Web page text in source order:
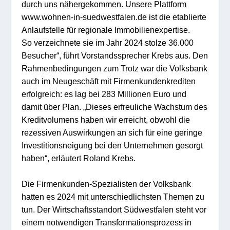
durch uns nähergekommen. Unsere Plattform
www.wohnen-in-suedwestfalen.de ist die etablierte
Anlaufstelle für regionale Immobilienexpertise.
So verzeichnete sie im Jahr 2024 stolze 36.000
Besucher“, führt Vorstandssprecher Krebs aus. Den
Rahmenbedingungen zum Trotz war die Volksbank
auch im Neugeschäft mit Firmenkundenkrediten
erfolgreich: es lag bei 283 Millionen Euro und
damit über Plan. „Dieses erfreuliche Wachstum des
Kreditvolumens haben wir erreicht, obwohl die
rezessiven Auswirkungen an sich für eine geringe
Investitionsneigung bei den Unternehmen gesorgt
haben“, erläutert Roland Krebs.
Die Firmenkunden-Spezialisten der Volksbank
hatten es 2024 mit unterschiedlichsten Themen zu
tun. Der Wirtschaftsstandort Südwestfalen steht vor
einem notwendigen Transformationsprozess in